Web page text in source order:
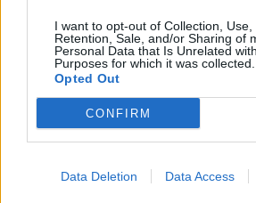
I want to opt-out of Collection, Use,
Retention, Sale, and/or Sharing of
Personal Data that Is Unrelated
Purposes for which it was collected.
Opted Out
CONFIRM
Data Deletion Data Access